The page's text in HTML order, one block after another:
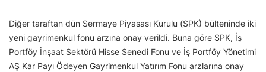
Diğer taraftan dün Sermaye Piyasası Kurulu (SPK) bülteninde iki
yeni gayrimenkul fonu arzına onay verildi. Buna göre SPK, İş
Portföy İnşaat Sektörü Hisse Senedi Fonu ve İş Portföy Yönetimi
AŞ Kar Payı Ödeyen Gayrimenkul Yatırım Fonu arzlarına onay